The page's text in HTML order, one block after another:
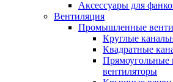
Аксессуары для
Вентиляция
Промышленные
Круглые
Квадратные
Прямоугольные
вентиляторы